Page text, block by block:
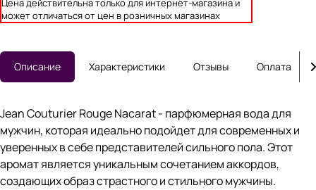
Цена действительна только для интернет-магазина и
может отличаться от цен в розничных магазинах
Описание Характеристики Отзывы Оплата
Jean Couturier Rouge Nacarat - парфюмерная вода для
мужчин, которая идеально подойдет для современных и
уверенных в себе представителей сильного пола. Этот
аромат является уникальным сочетанием аккордов,
создающих образ страстного и стильного мужчины.